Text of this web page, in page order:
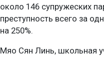
около 146 супружеских
преступность всего за
на 250%.
Мяо Сян Линь, школьная